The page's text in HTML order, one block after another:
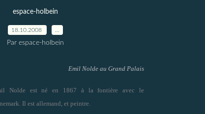
espace-holbein
18.10.2008
Par espace-holbein
Emil Nolde au Grand Palais
Nolde est né en 1867 à la fontière avec le
Il est allemand, et peintre.